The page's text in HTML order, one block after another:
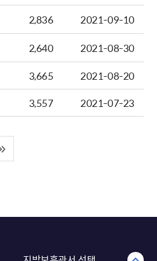
2,836
2021-09-10
2,640
2021-08-30
3,665
2021-08-20
3,557
2021-07-23